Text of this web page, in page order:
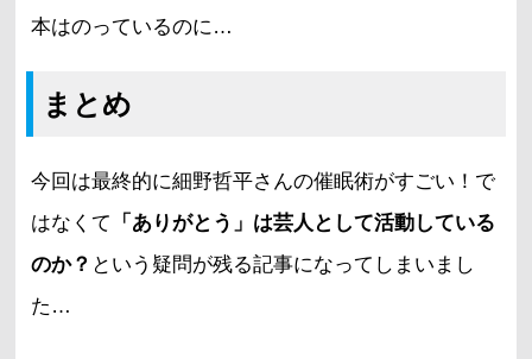
本はのっているのに…
まとめ
今回は最終的に細野哲平さんの催眠術がすごい！で
はなくて 「ありがとう」は芸人として活動している
のか？ という疑問が残る記事になってしまいまし
た…